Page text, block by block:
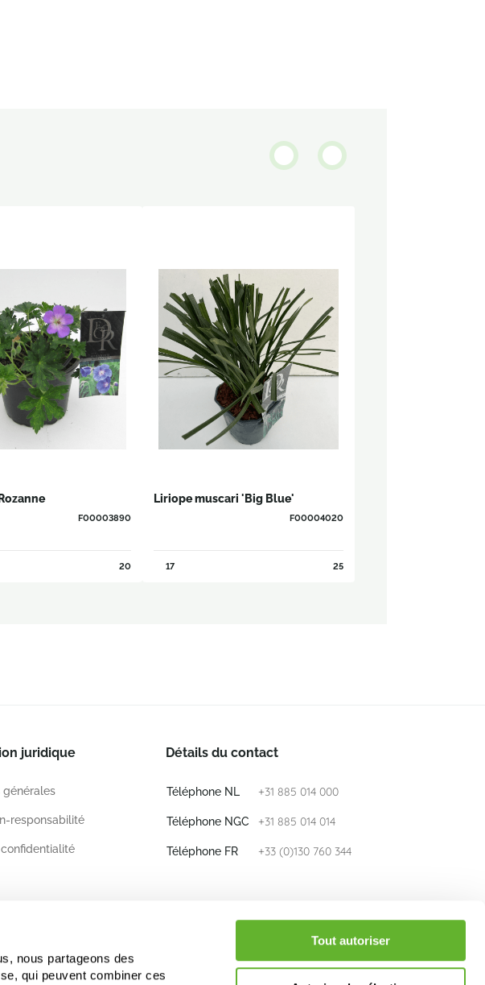
nous partageons des
qui peuvent combiner ces
Tout autoriser
F00003890
20
Liriope muscari 'Big Blue'
F00004020
17 25
juridique
générales
responsabilité
Détails du contact
Téléphone NL +31 885 014 000
Téléphone NGC +31 885 014 014
Téléphone FR +33 (0)130 760 344
info@nieuwkoop-europe.com